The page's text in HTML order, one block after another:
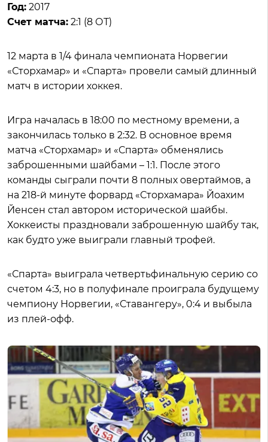
Год: 2017
Счет матча: 2:1 (8 ОТ)
12 марта в 1/4 финала чемпионата Норвегии
«Сторхамар» и «Спарта» провели самый длинный
матч в истории хоккея.
Игра началась в 18:00 по местному времени, а
закончилась только в 2:32. В основное время
матча «Сторхамар» и «Спарта» обменялись
заброшенными шайбами – 1:1. После этого
команды сыграли почти 8 полных овертаймов, а
на 218-й минуте форвард «Сторхамара» Йоахим
Йенсен стал автором исторической шайбы.
Хоккеисты праздновали заброшенную шайбу так,
как будто уже выиграли главный трофей.
«Спарта» выиграла четвертьфинальную серию со
счетом 4:3, но в полуфинале проиграла будущему
чемпиону Норвегии, «Ставангеру», 0:4 и выбыла
из плей-офф.